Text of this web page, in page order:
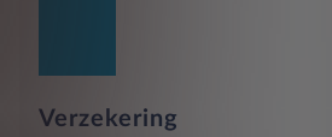
Verzekering